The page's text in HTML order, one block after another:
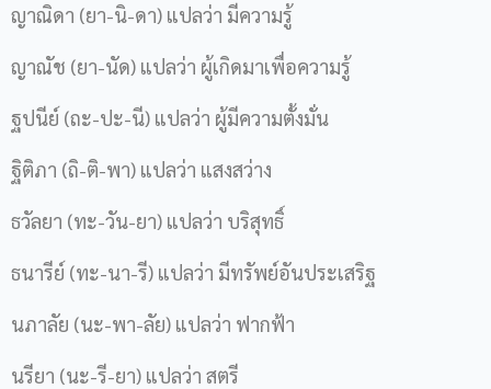
ญาณิดา (ยา-นิ-ดา) แปลว่า มีความรู้
ญาณัช (ยา-นัด) แปลว่า ผู้เกิดมาเพื่อความรู้
ฐปนีย์ (ถะ-ปะ-นี) แปลว่า ผู้มีความตั้งมั่น
ฐิติภา (ถิ-ติ-พา) แปลว่า แสงสว่าง
ธวัลยา (ทะ-วัน-ยา) แปลว่า บริสุทธิ์
ธนารีย์ (ทะ-นา-รี) แปลว่า มีทรัพย์อันประเสริฐ
นภาลัย (นะ-พา-ลัย) แปลว่า ฟากฟ้า
นรียา (นะ-รี-ยา) แปลว่า สตรี